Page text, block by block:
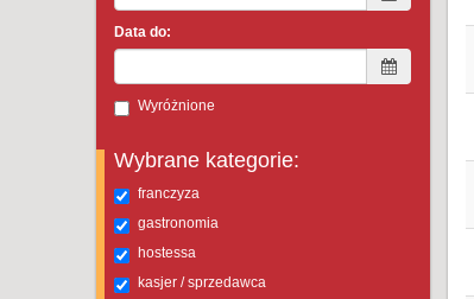
Data do:
Wyróżnione
Wybrane kategorie:
franczyza
gastronomia
hostessa
kasjer / sprzedawca